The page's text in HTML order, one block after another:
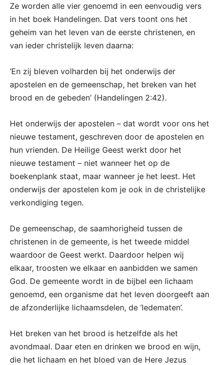
Ze worden alle vier genoemd in een eenvoudig vers
in het boek Handelingen. Dat vers toont ons het
geheim van het leven van de eerste christenen, en
van ieder christelijk leven daarna:
‘En zij bleven volharden bij het onderwijs der
apostelen en de gemeenschap, het breken van het
brood en de gebeden’ (Handelingen 2:42).
Het onderwijs der apostelen – dat wordt voor ons het
nieuwe testament, geschreven door de apostelen en
hun vrienden. De Heilige Geest werkt door het
nieuwe testament – niet wanneer het op de
boekenplank staat, maar wanneer je het leest. Het
onderwijs der apostelen kom je ook in de christelijke
verkondiging tegen.
De gemeenschap, de saamhorigheid tussen de
christenen in de gemeente, is het tweede middel
waardoor de Geest werkt. Daardoor helpen wij
elkaar, troosten we elkaar en aanbidden we samen
God. De gemeente wordt in de bijbel een lichaam
genoemd, een organisme dat het leven doorgeeft aan
de afzonderlijke lichaamsdelen, de ‘ledematen’.
Het breken van het brood is hetzelfde als het
avondmaal. Daar eten en drinken we brood en wijn,
die het lichaam en het bloed van de Here Jezus